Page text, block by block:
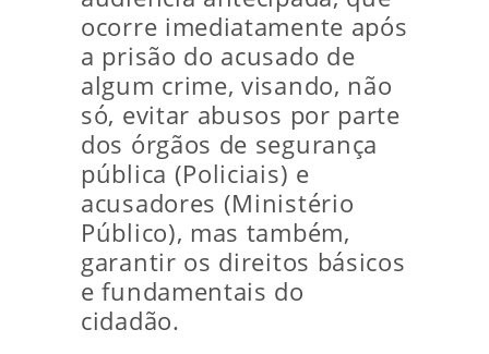
ocorre imediatamente após
a prisão do acusado de
algum crime, visando, não
só, evitar abusos por parte
dos órgãos de segurança
pública (Policiais) e
acusadores (Ministério
Público), mas também,
garantir os direitos básicos
e fundamentais do
cidadão.